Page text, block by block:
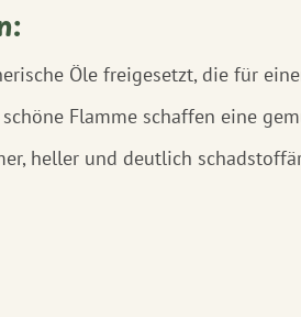
Öle freigesetzt, die für
Flamme schaffen eine
heller und deutlich